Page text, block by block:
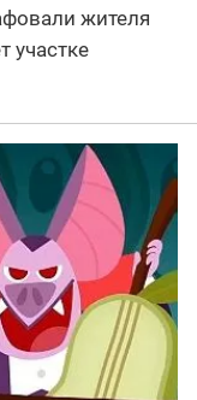
жителя
участке